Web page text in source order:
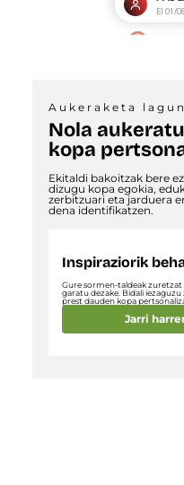
Aukeraketa
Nola
kopa
Ekitaldi bakoitzak bere
dizugu kopa egokia,
zerbitzuari eta jarduera
dena identifikatzen.
Inspiraziorik
Gure sormen-taldeak
garatu dezake. Bidali
prest dauden kopa
Jarri